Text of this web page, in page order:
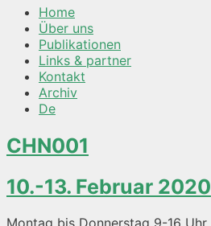
Home
Über uns
Publikationen
Links & partner
Kontakt
Archiv
De
CHN001
10.-13. Februar 2020